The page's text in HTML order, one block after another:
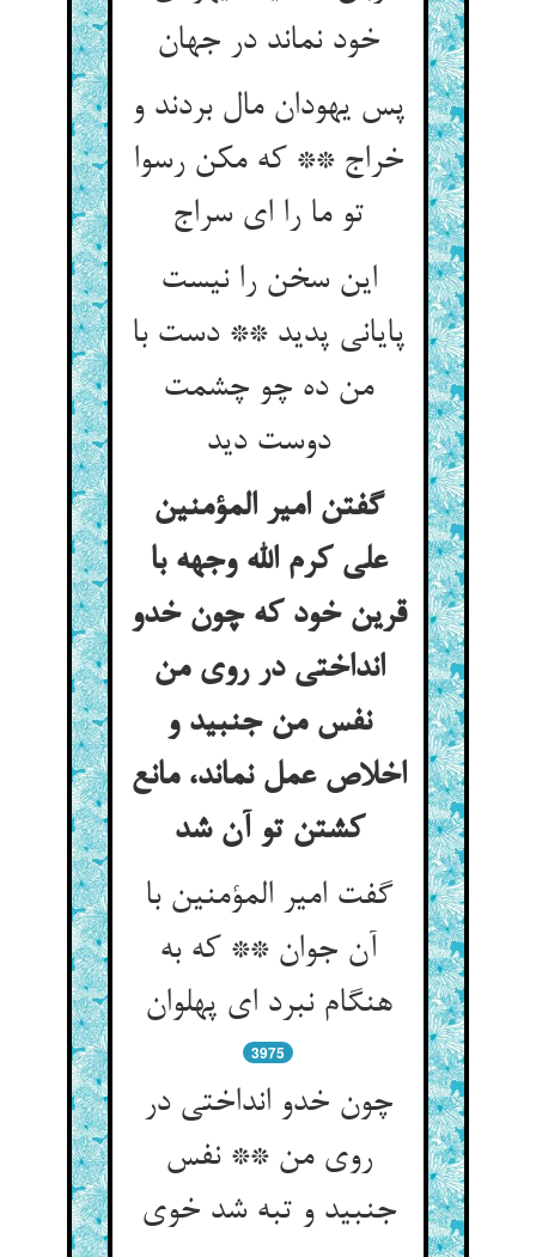
پس یهودان مال بردند و
خراج ** که مکن رسوا
این سخن را نیست
پایانی پدید ** دست با
من ده چو چشمت
دوست دید
گفتن امیر المؤمنین
علی کرم الله وجهه با
قرین خود که چون خدو
انداختی در روی من
نفس من جنبید و
اخلاص عمل نماند، مانع
کشتن تو آن شد
گفت امیر المؤمنین با
آن جوان ** که به
هنگام نبرد ای پهلوان‌‌
3975
چون خدو انداختی در
روی من ** نفس
جنبید و تبه شد خوی